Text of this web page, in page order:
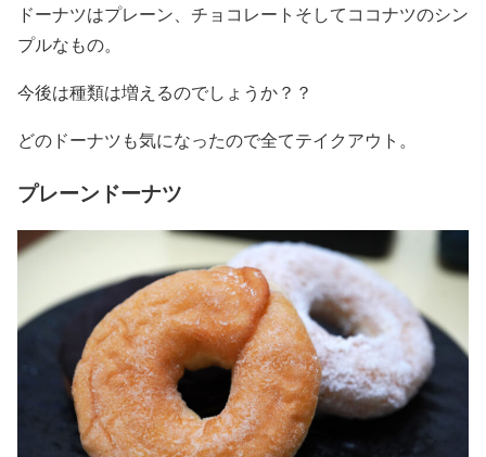
ドーナツはプレーン、チョコレートそしてココナツのシン
プルなもの。
今後は種類は増えるのでしょうか？？
どのドーナツも気になったので全てテイクアウト。
プレーンドーナツ